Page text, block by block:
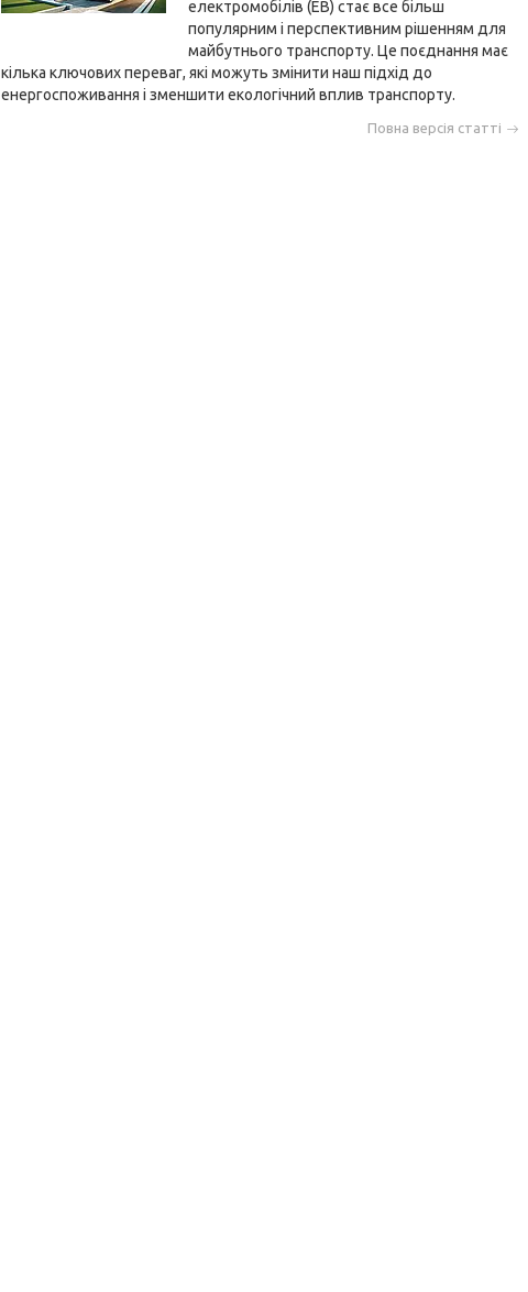
електромобілів (ЕВ) стає все більш
популярним і перспективним рішенням для
майбутнього транспорту. Це поєднання має
кілька ключових переваг, які можуть змінити наш підхід до
енергоспоживання і зменшити екологічний вплив транспорту.
Повна версія статті